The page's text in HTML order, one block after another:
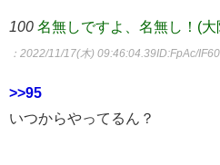
100 名無しですよ、名無し！(
：2022/11/17(木) 09:46:04.39ID:FpAc/IF60
>>95
いつからやってるん？